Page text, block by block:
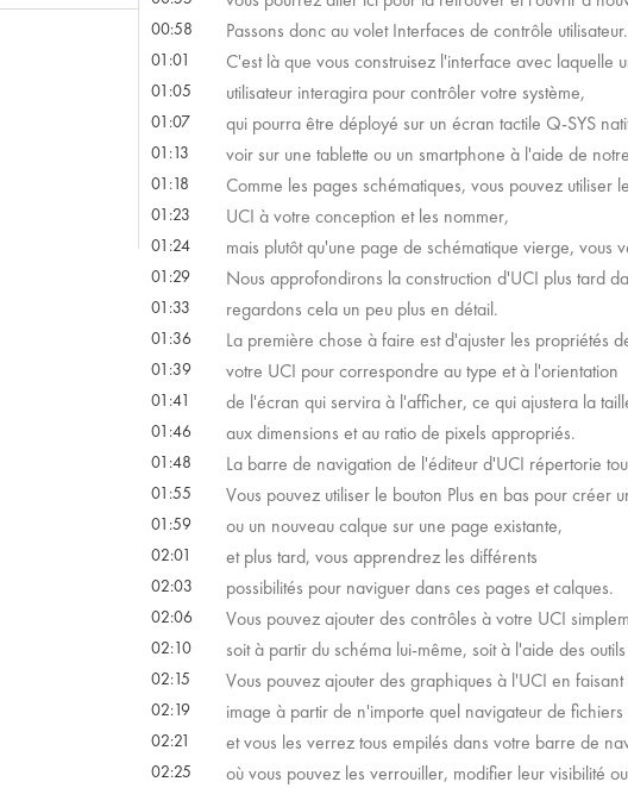
00:58 Passons donc au volet Interfaces de contrôle utilisateur.
01:01 C'est là que vous construisez l'interface avec laquelle
01:05 utilisateur interagira pour contrôler votre système,
01:07 qui pourra être déployé sur un écran tactile Q-SYS
01:13 voir sur une tablette ou un smartphone à l'aide de
01:18 Comme les pages schématiques, vous pouvez utiliser
01:23 UCI à votre conception et les nommer,
01:24 mais plutôt qu'une page de schématique vierge,
01:29 Nous approfondirons la construction d'UCI plus tard
01:33 regardons cela un peu plus en détail.
01:36 La première chose à faire est d'ajuster les propriétés
01:39 votre UCI pour correspondre au type et à l'orientation
01:41 de l'écran qui servira à l'afficher, ce qui ajustera la
01:46 aux dimensions et au ratio de pixels appropriés.
01:48 La barre de navigation de l'éditeur d'UCI répertorie
01:55 Vous pouvez utiliser le bouton Plus en bas pour créer
01:59 ou un nouveau calque sur une page existante,
02:01 et plus tard, vous apprendrez les différents
02:03 possibilités pour naviguer dans ces pages et calques.
02:06 Vous pouvez ajouter des contrôles à votre UCI
02:10 soit à partir du schéma lui-même, soit à l'aide des
02:15 Vous pouvez ajouter des graphiques à l'UCI en
02:19 image à partir de n'importe quel navigateur de fichiers
02:21 et vous les verrez tous empilés dans votre barre de
02:25 où vous pouvez les verrouiller, modifier leur visibilité